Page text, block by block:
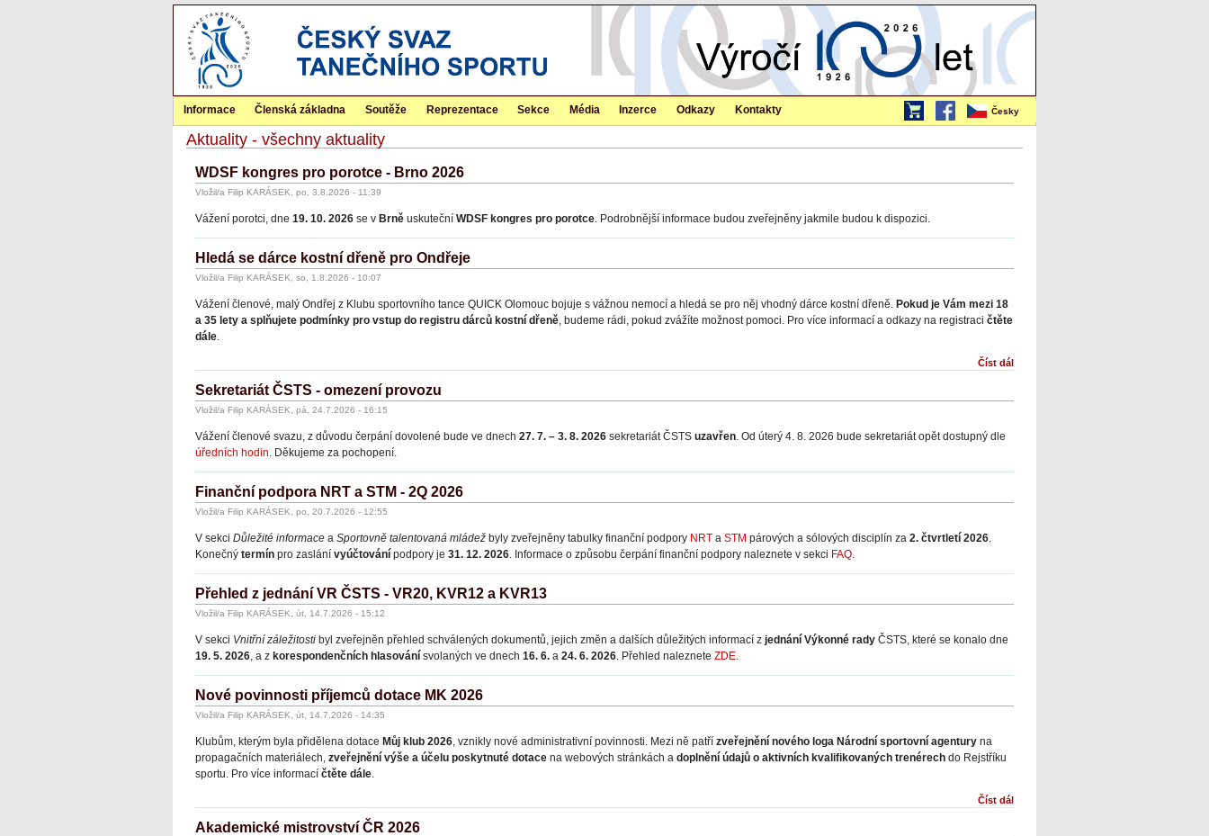
Česky
Informace Členská základna Soutěže Reprezentace Sekce Média Inzerce Odkazy Kontakty
Aktuality - všechny aktuality
WDSF kongres pro porotce - Brno 2026
Vložil/a Filip KARÁSEK, po, 3.8.2026 - 11:39
Vážení porotci, dne 19. 10. 2026 se v Brně uskuteční WDSF kongres pro porotce. Podrobnější informace budou zveřejněny jakmile budou k dispozici.
Hledá se dárce kostní dřeně pro Ondřeje
Vložil/a Filip KARÁSEK, so, 1.8.2026 - 10:07
Vážení členové, malý Ondřej z Klubu sportovního tance QUICK Olomouc bojuje s vážnou nemocí a hledá se pro něj vhodný dárce kostní dřeně. Pokud je Vám mezi 18
a 35 lety a splňujete podmínky pro vstup do registru dárců kostní dřeně, budeme rádi, pokud zvážíte možnost pomoci. Pro více informací a odkazy na registraci čtěte
dále.
Číst dál
Sekretariát ČSTS - omezení provozu
Vložil/a Filip KARÁSEK, pá, 24.7.2026 - 16:15
Vážení členové svazu, z důvodu čerpání dovolené bude ve dnech 27. 7. – 3. 8. 2026 sekretariát ČSTS uzavřen. Od úterý 4. 8. 2026 bude sekretariát opět dostupný dle
úředních hodin. Děkujeme za pochopení.
Finanční podpora NRT a STM - 2Q 2026
Vložil/a Filip KARÁSEK, po, 20.7.2026 - 12:55
V sekci Důležité informace a Sportovně talentovaná mládež byly zveřejněny tabulky finanční podpory NRT a STM párových a sólových disciplín za 2. čtvrtletí 2026.
Konečný termín pro zaslání vyúčtování podpory je 31. 12. 2026. Informace o způsobu čerpání finanční podpory naleznete v sekci FAQ.
Přehled z jednání VR ČSTS - VR20, KVR12 a KVR13
Vložil/a Filip KARÁSEK, út, 14.7.2026 - 15:12
V sekci Vnitřní záležitosti byl zveřejněn přehled schválených dokumentů, jejich změn a dalších důležitých informací z jednání Výkonné rady ČSTS, které se konalo dne
19. 5. 2026, a z korespondenčních hlasování svolaných ve dnech 16. 6. a 24. 6. 2026. Přehled naleznete ZDE.
Nové povinnosti příjemců dotace MK 2026
Vložil/a Filip KARÁSEK, út, 14.7.2026 - 14:35
Klubům, kterým byla přidělena dotace Můj klub 2026, vznikly nové administrativní povinnosti. Mezi ně patří zveřejnění nového loga Národní sportovní agentury na
propagačních materiálech, zveřejnění výše a účelu poskytnuté dotace na webových stránkách a doplnění údajů o aktivních kvalifikovaných trenérech do Rejstříku
sportu. Pro více informací čtěte dále.
Číst dál
Akademické mistrovství ČR 2026